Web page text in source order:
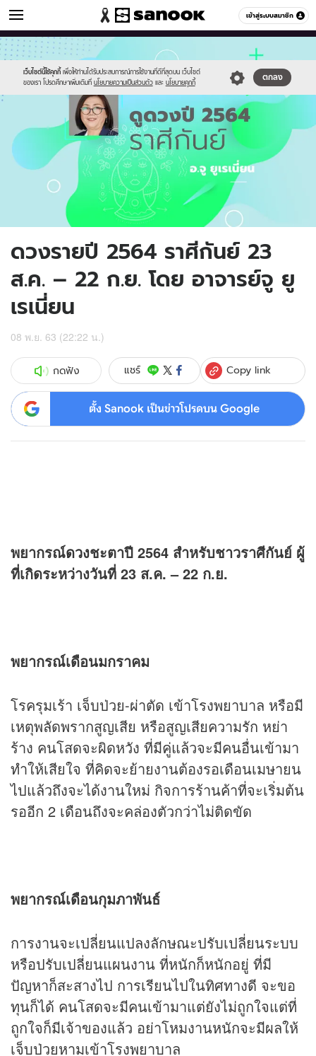
เข้าสู่ระบบสมาชิก
ดูดวง หมวดอื่นๆ
เว็บไซต์นี้ใช้คุกกี้ เพื่อให้ท่านได้รับประสบการณ์การใช้งานที่ดีที่สุดบน เว็บไซต์
ของเรา โปรดศึกษาเพิ่มเติมที่ นโยบายความเป็นส่วนตัว และ นโยบายคุกกี้
ตกลง
Sanook
//s.isanook.com/sr/0/images/logo-
new-
sanook.png
600
60
//s.isanook.com/ho/0/ud/38/194571/horo6.jpg
ดวงรายปี 2564 ราศีกันย์ 23
ส.ค. – 22 ก.ย. โดย อาจารย์จู ยู
เรเนี่ยน
08 พ.ย. 63 (22:22 น.)
กดฟัง แชร์ Copy link
ตั้ง Sanook เป็นข่าวโปรดบน Google
พยากรณ์ดวงชะตาปี 2564 สำหรับชาวราศีกันย์ ผู้
ที่เกิดระหว่างวันที่ 23 ส.ค. – 22 ก.ย.
พยากรณ์เดือนมกราคม
โรครุมเร้า เจ็บป่วย-ผ่าตัด เข้าโรงพยาบาล หรือมี
เหตุพลัดพรากสูญเสีย หรือสูญเสียความรัก หย่า
ร้าง คนโสดจะผิดหวัง ที่มีคู่แล้วจะมีคนอื่นเข้ามา
ทำให้เสียใจ ที่คิดจะย้ายงานต้องรอเดือนเมษายน
ไปแล้วถึงจะได้งานใหม่ กิจการร้านค้าที่จะเริ่มต้น
รออีก 2 เดือนถึงจะคล่องตัวกว่าไม่ติดขัด
พยากรณ์เดือนกุมภาพันธ์
การงานจะเปลี่ยนแปลงลักษณะปรับเปลี่ยนระบบ
หรือปรับเปลี่ยนแผนงาน ที่หนักก็หนักอยู่ ที่มี
ปัญหาก็สะสางไป การเรียนไปในทิศทางดี จะขอ
ทุนก็ได้ คนโสดจะมีคนเข้ามาแต่ยังไม่ถูกใจแต่ที่
ถูกใจก็มีเจ้าของแล้ว อย่าโหมงานหนักจะมีผลให้
เจ็บป่วยหามเข้าโรงพยาบาล